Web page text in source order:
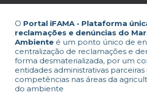
O Portal iFAMA - Plataforma
reclamações e denúncias do
Ambiente é um ponto único de
centralização de reclamações e
forma desmaterializada, por um
entidades administrativas
competências nas áreas da
do ambiente